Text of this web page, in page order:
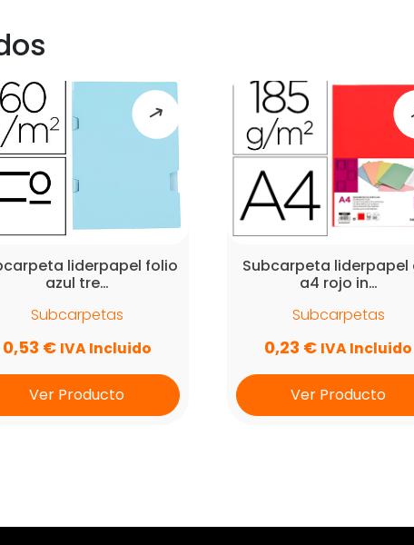
liderpapel folio
azul tre…
Subcarpetas
0,53 € IVA Incluido
Ver Producto
Subcarpeta liderpapel
a4 rojo in…
Subcarpetas
0,23 € IVA Incluido
Ver Producto